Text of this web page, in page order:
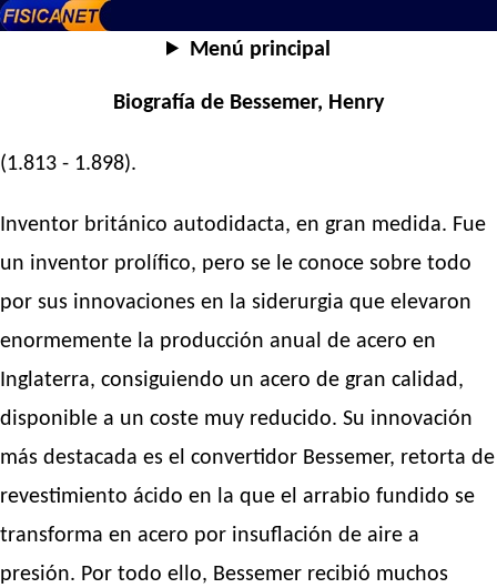
Menú principal
Biografía de Bessemer, Henry
(1.813 - 1.898).
Inventor británico autodidacta, en gran medida. Fue
un inventor prolífico, pero se le conoce sobre todo
por sus innovaciones en la siderurgia que elevaron
enormemente la producción anual de acero en
Inglaterra, consiguiendo un acero de gran calidad,
disponible a un coste muy reducido. Su innovación
más destacada es el convertidor Bessemer, retorta de
revestimiento ácido en la que el arrabio fundido se
transforma en acero por insuflación de aire a
presión. Por todo ello, Bessemer recibió muchos